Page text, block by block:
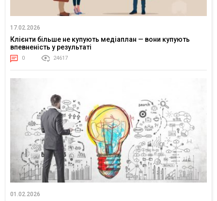
17.02.2026
Клієнти більше не купують медіаплан — вони купують
впевненість у результаті
0 24617
01.02.2026